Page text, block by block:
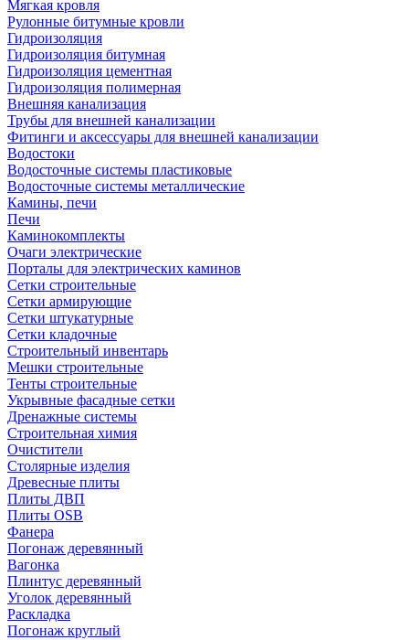
Мягкая кровля
Рулонные битумные кровли
Гидроизоляция
Гидроизоляция битумная
Гидроизоляция цементная
Гидроизоляция полимерная
Внешняя канализация
Трубы для внешней канализации
Фитинги и аксессуары для внешней канализации
Водостоки
Водосточные системы пластиковые
Водосточные системы металлические
Камины, печи
Печи
Каминокомплекты
Очаги электрические
Порталы для электрических каминов
Сетки строительные
Сетки армирующие
Сетки штукатурные
Сетки кладочные
Строительный инвентарь
Мешки строительные
Тенты строительные
Укрывные фасадные сетки
Дренажные системы
Строительная химия
Очистители
Столярные изделия
Древесные плиты
Плиты ДВП
Плиты OSB
Фанера
Погонаж деревянный
Вагонка
Плинтус деревянный
Уголок деревянный
Раскладка
Погонаж круглый